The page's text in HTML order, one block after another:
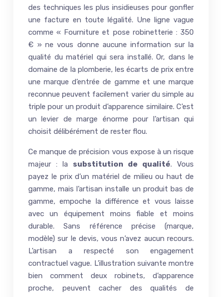
des techniques les plus insidieuses pour gonfler
une facture en toute légalité. Une ligne vague
comme « Fourniture et pose robinetterie : 350
€ » ne vous donne aucune information sur la
qualité du matériel qui sera installé. Or, dans le
domaine de la plomberie, les écarts de prix entre
une marque d’entrée de gamme et une marque
reconnue peuvent facilement varier du simple au
triple pour un produit d’apparence similaire. C’est
un levier de marge énorme pour l’artisan qui
choisit délibérément de rester flou.
Ce manque de précision vous expose à un risque
majeur : la substitution de qualité. Vous
payez le prix d’un matériel de milieu ou haut de
gamme, mais l’artisan installe un produit bas de
gamme, empoche la différence et vous laisse
avec un équipement moins fiable et moins
durable. Sans référence précise (marque,
modèle) sur le devis, vous n’avez aucun recours.
L’artisan a respecté son engagement
contractuel vague. L’illustration suivante montre
bien comment deux robinets, d’apparence
proche, peuvent cacher des qualités de